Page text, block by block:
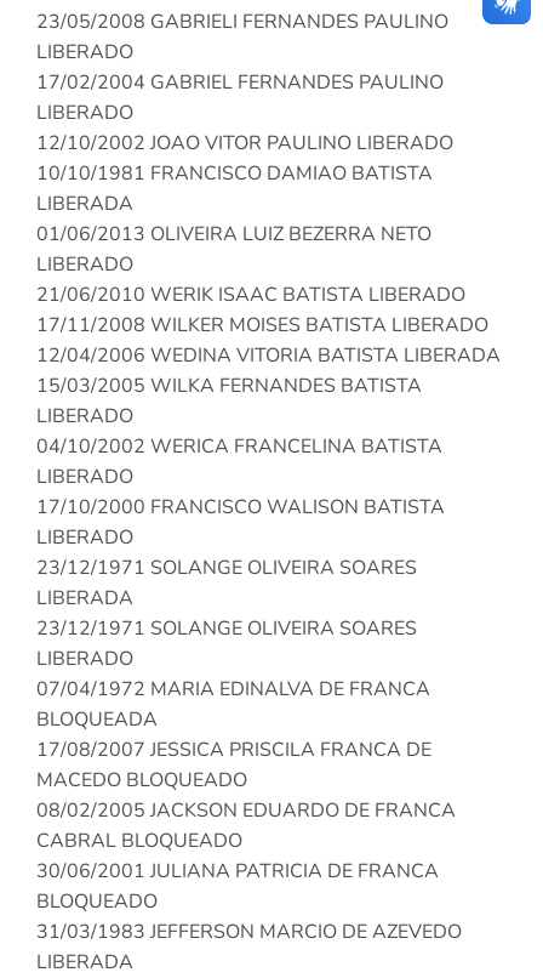
23/05/2008 GABRIELI FERNANDES PAULINO
LIBERADO
17/02/2004 GABRIEL FERNANDES PAULINO
LIBERADO
12/10/2002 JOAO VITOR PAULINO LIBERADO
10/10/1981 FRANCISCO DAMIAO BATISTA
LIBERADA
01/06/2013 OLIVEIRA LUIZ BEZERRA NETO
LIBERADO
21/06/2010 WERIK ISAAC BATISTA LIBERADO
17/11/2008 WILKER MOISES BATISTA LIBERADO
12/04/2006 WEDINA VITORIA BATISTA LIBERADA
15/03/2005 WILKA FERNANDES BATISTA
LIBERADO
04/10/2002 WERICA FRANCELINA BATISTA
LIBERADO
17/10/2000 FRANCISCO WALISON BATISTA
LIBERADO
23/12/1971 SOLANGE OLIVEIRA SOARES
LIBERADA
23/12/1971 SOLANGE OLIVEIRA SOARES
LIBERADO
07/04/1972 MARIA EDINALVA DE FRANCA
BLOQUEADA
17/08/2007 JESSICA PRISCILA FRANCA DE
MACEDO BLOQUEADO
08/02/2005 JACKSON EDUARDO DE FRANCA
CABRAL BLOQUEADO
30/06/2001 JULIANA PATRICIA DE FRANCA
BLOQUEADO
31/03/1983 JEFFERSON MARCIO DE AZEVEDO
LIBERADA